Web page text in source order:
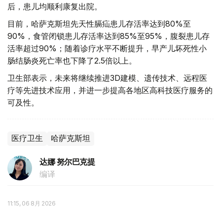
后，患儿均顺利康复出院。
目前，哈萨克斯坦先天性膈疝患儿存活率达到80%至
90%，食管闭锁患儿存活率达到85%至95%，腹裂患儿存
活率超过90%；随着诊疗水平不断提升，早产儿坏死性小
肠结肠炎死亡率也下降了2.5倍以上。
卫生部表示，未来将继续推进3D建模、遗传技术、远程医
疗等先进技术应用，并进一步提高各地区高科技医疗服务的
可及性。
医疗卫生 哈萨克斯坦
达娜 努尔巴克提
编译
11:15, 06 8月 2026